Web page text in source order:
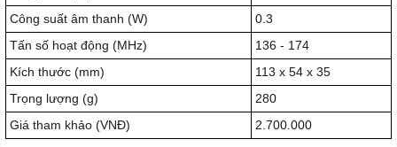
Công suất âm thanh (W)
0.3
Tấn số hoạt động (MHz)
136 - 174
Kích thước (mm)
113 x 54 x 35
Trọng lượng (g)
280
Giá tham khảo (VNĐ)
2.700.000